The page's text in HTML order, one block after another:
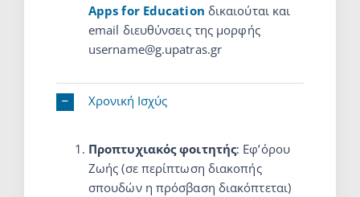
Apps for Education δικαιούται και
email διευθύνσεις της μορφής
username@g.upatras.gr
Χρονική Ισχύς
Προπτυχιακός φοιτητής: Εφ’όρου
Ζωής (σε περίπτωση διακοπής
σπουδών η πρόσβαση διακόπτεται)